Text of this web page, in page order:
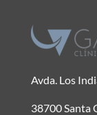
Avda. Los
38700 Santa